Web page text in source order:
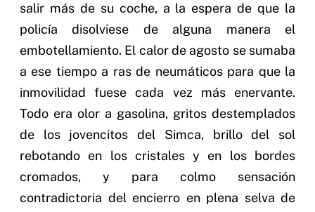
salir más de su coche, a la espera de que la
policía disolviese de alguna manera el
embotellamiento. El calor de agosto se sumaba
a ese tiempo a ras de neumáticos para que la
inmovilidad fuese cada vez más enervante.
Todo era olor a gasolina, gritos destemplados
de los jovencitos del Simca, brillo del sol
rebotando en los cristales y en los bordes
cromados, y para colmo sensación
contradictoria del encierro en plena selva de